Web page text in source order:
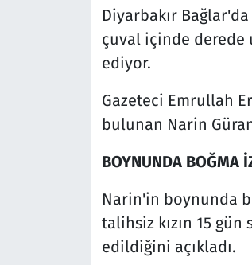
Diyarbakır
çuval içinde derede
ediyor.
Gazeteci Emrullah
bulunan Narin
BOYNUNDA BOĞMA
Narin'in boynunda
talihsiz kızın 15 gün
edildiğini açıkladı.